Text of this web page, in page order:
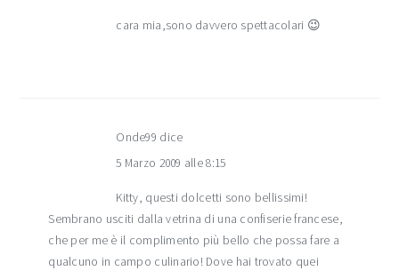
cara mia,sono davvero spettacolari 😉
Onde99 dice
5 Marzo 2009 alle 8:15
Kitty, questi dolcetti sono bellissimi!
Sembrano usciti dalla vetrina di una confiserie francese,
che per me è il complimento più bello che possa fare a
qualcuno in campo culinario! Dove hai trovato quei